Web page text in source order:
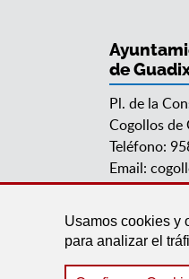
Usamos cookies y
para analizar el
de
Pl. de la
Cogollos de
Teléfono:
Email: